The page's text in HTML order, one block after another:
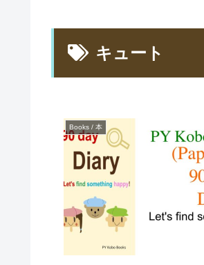
キュート
Books / 本